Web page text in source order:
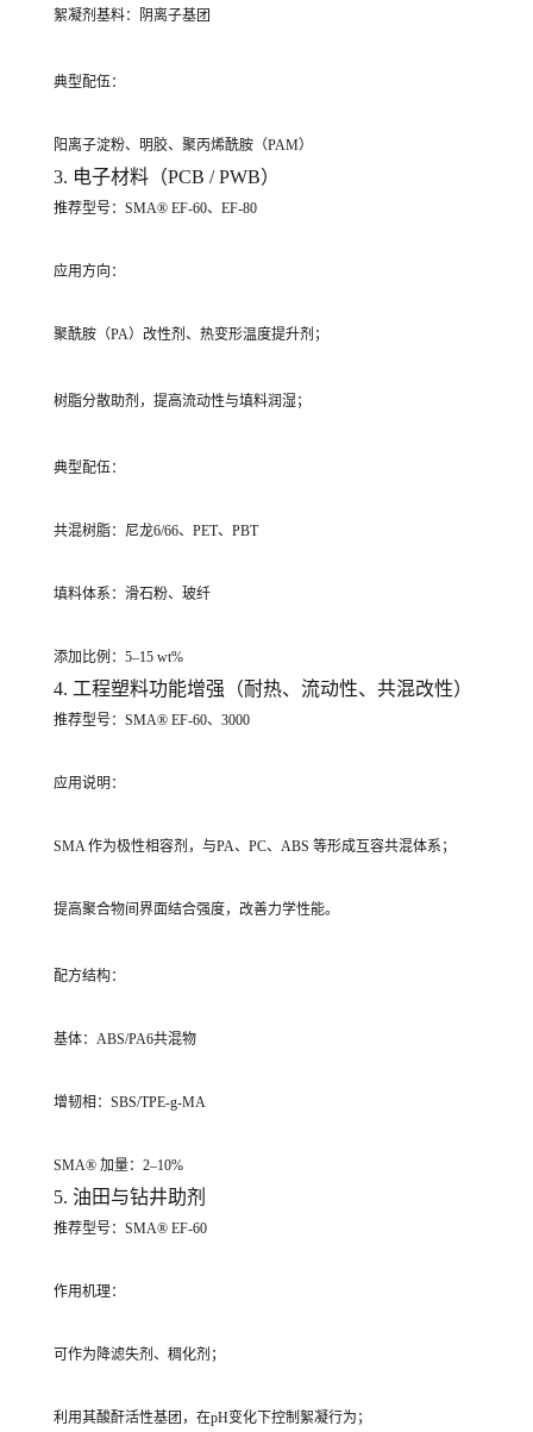
絮凝剂基料：阴离子基团
典型配伍：
阳离子淀粉、明胶、聚丙烯酰胺（PAM）
3. 电子材料（PCB / PWB）
推荐型号：SMA® EF-60、EF-80
应用方向：
聚酰胺（PA）改性剂、热变形温度提升剂；
树脂分散助剂，提高流动性与填料润湿；
典型配伍：
共混树脂：尼龙6/66、PET、PBT
填料体系：滑石粉、玻纤
添加比例：5–15 wt%
4. 工程塑料功能增强（耐热、流动性、共混改性）
推荐型号：SMA® EF-60、3000
应用说明：
SMA 作为极性相容剂，与PA、PC、ABS 等形成互容共混体系；
提高聚合物间界面结合强度，改善力学性能。
配方结构：
基体：ABS/PA6共混物
增韧相：SBS/TPE-g-MA
SMA® 加量：2–10%
5. 油田与钻井助剂
推荐型号：SMA® EF-60
作用机理：
可作为降滤失剂、稠化剂；
利用其酸酐活性基团，在pH变化下控制絮凝行为；